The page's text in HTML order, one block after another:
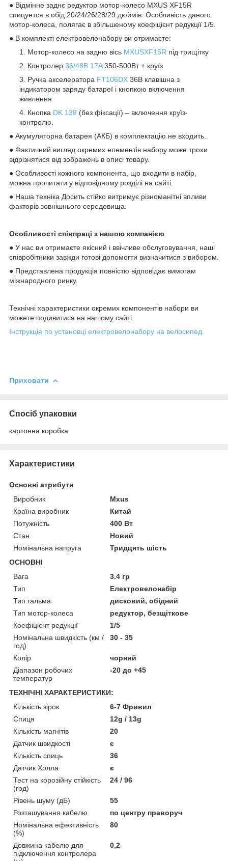
● Відмінне заднє редуктор мотор-колесо MXUS XF15R
спицуется в обід 20/24/26/28/29 дюймів. Особливість даного
мотор-колеса, полягає в збільшеному коефіцієнт редукції 1/5.
● В комплекті електровелонабору ви отримаєте:
Мотор-колесо на задню вісь MXUSXF15R під трищітку
Контролер 36/48В 17A350-500Вт + круїз
Ручка акселератора FT106DX 36В клавішна з
індикатором заряду батареї і кнопкою включення
живлення
Кнопка DK 138 (без фіксації) – включення круїз-
контролю.
● Акумуляторна батарея (АКБ) в комплектацію не входить.
● Фактичний вигляд окремих елементів набору може трохи
відрізнятися від зображень в описі товару.
● Особливості кожного компонента, що входити в набір,
можна прочитати у відповідному розділі на сайті.
● Наша техніка Досить стійко витримує різноманітні впливи
факторів зовнішнього середовища.
Особливості співпраці з нашою компанією
● У нас ви отримаєте якісний і ввічливе обслуговування, наші
співробітники завжди готові допомогти визначитися з вибором.
● Представлена продукція повністю відповідає вимогам
міжнародного ринку.
Технічні характеристики окремих компонентів набори ви
можете подивитися на нашому сайті.
Інструкція по установці електровелонабору на велосипед.
Приховати
Спосіб упаковки
картонна коробка
Характеристики
Основні атрибути
Виробник
Mxus
Країна виробник
Китай
Потужність
400 Вт
Стан
Новий
Номінальна напруга
Тридцять шість
ОСНОВНІ
Вага
3.4 гр
Тип
Електровелонабір
Тип гальма
дисковий, обідний
Тип мотор-колеса
редуктор, безщіткове
Коефіцієнт редукції
1/5
Номінальна швидкість (км /
год)
30 - 35
Колір
чорний
Діапазон робочих
температур
-20 до +45
ТЕХНІЧНІ ХАРАКТЕРИСТИКИ:
Кількість зірок
6-7 Фривил
Спиця
12g / 13g
Кількість магнітів
20
Датчик швидкості
є
Кількість спиць
36
Датчик Холла
є
Тест на корозійну стійкість
(год)
24 / 96
Рівень шуму (дБ)
55
Розташування кабелю
по центру праворуч
Номінальна ефективність
(%)
80
Довжина кабелю для
підключення контролера
0,2